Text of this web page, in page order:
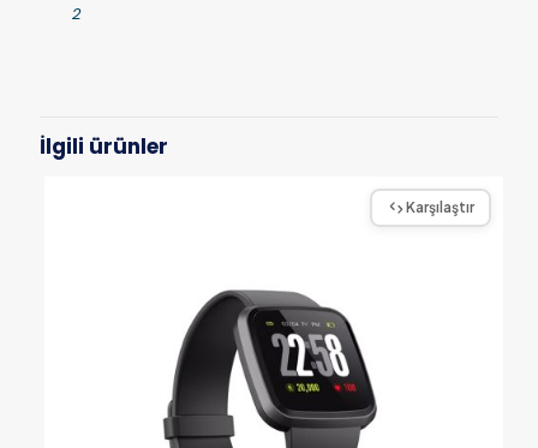
2
İlgili ürünler
Karşılaştır